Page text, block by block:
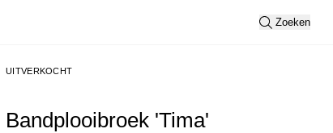
Zoeken
UITVERKOCHT
Bandplooibroek 'Tima'